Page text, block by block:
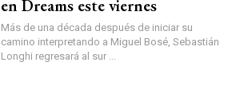
en Dreams este viernes
Más de una década después de iniciar su
camino interpretando a Miguel Bosé, Sebastián
Longhi regresará al sur ...